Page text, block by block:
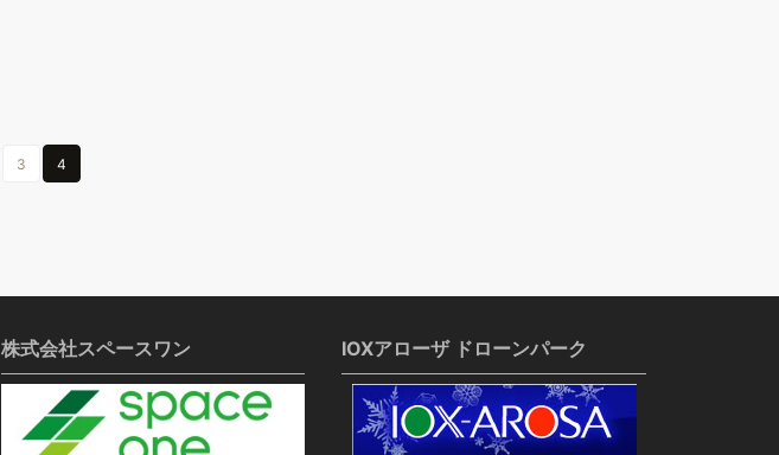
3 4
株式会社スペースワン IOXアローザ ドローンパーク